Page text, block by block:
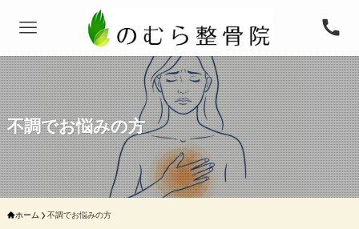
不調でお悩みの方
ホーム 不調でお悩みの方